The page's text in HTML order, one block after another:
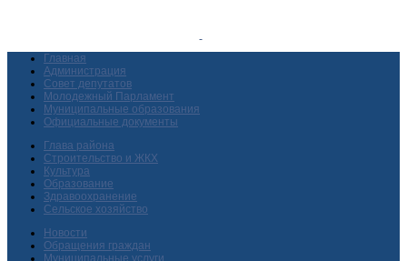
Главная
Администрация
Совет депутатов
Молодежный Парламент
Муниципальные образования
Официальные документы
Глава района
Строительство и ЖКХ
Культура
Образование
Здравоохранение
Сельское хозяйство
Новости
Обращения граждан
Муниципальные услуги